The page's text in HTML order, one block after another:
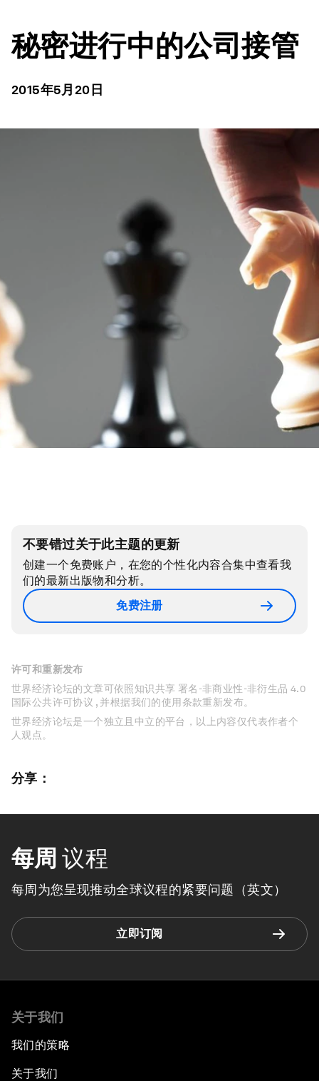
秘密进行中的公司接管
2015年5月20日
不要错过关于此主题的更新
创建一个免费账户，在您的个性化内容合集中查看我
们的最新出版物和分析。
免费注册
许可和重新发布
世界经济论坛的文章可依照知识共享 署名-非商业性-非衍生品 4.0
国际公共许可协议 , 并根据我们的使用条款重新发布。
世界经济论坛是一个独立且中立的平台，以上内容仅代表作者个
人观点。
分享：
每周 议程
每周为您呈现推动全球议程的紧要问题（英文）
立即订阅
关于我们
我们的策略
关于我们